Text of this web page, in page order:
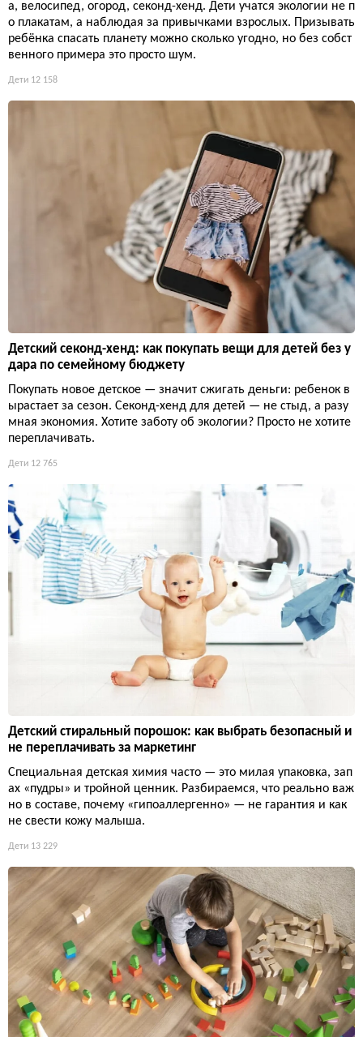
а, велосипед, огород, секонд-хенд. Дети учатся экологии не п
о плакатам, а наблюдая за привычками взрослых. Призывать
ребёнка спасать планету можно сколько угодно, но без собст
венного примера это просто шум.
Дети 12 158
Детский секонд-хенд: как покупать вещи для детей без у
дара по семейному бюджету
Покупать новое детское — значит сжигать деньги: ребенок в
ырастает за сезон. Секонд-хенд для детей — не стыд, а разу
мная экономия. Хотите заботу об экологии? Просто не хотите
переплачивать.
Дети 12 765
Детский стиральный порошок: как выбрать безопасный и
не переплачивать за маркетинг
Специальная детская химия часто — это милая упаковка, зап
ах «пудры» и тройной ценник. Разбираемся, что реально важ
но в составе, почему «гипоаллергенно» — не гарантия и как
не свести кожу малыша.
Дети 13 229